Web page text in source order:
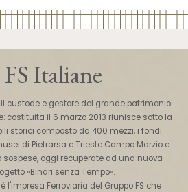
Italiane
il custode e gestore del grande patrimonio
costituita il 6 marzo 2013 riunisce sotto la
storici composto da 400 mezzi, i fondi
di Pietrarsa e Trieste Campo Marzio e
sospese, oggi recuperate ad una nuova
«Binari senza Tempo».
è l'impresa Ferroviaria del Gruppo FS che